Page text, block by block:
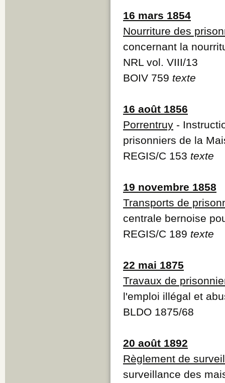
16 mars 1854
Nourriture des
concernant la
NRL vol. VIII/13
BOIV 759 texte
16 août 1856
Porrentruy -
prisonniers de la
REGIS/C 153 texte
19 novembre 1858
Transports de
centrale bernoise
REGIS/C 189 texte
22 mai 1875
Travaux de
l'emploi illégal et
BLDO 1875/68
20 août 1892
Règlement de
surveillance des